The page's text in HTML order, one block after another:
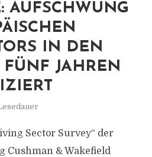
AUFSCHWUNG
IN DEN
FÜNF JAHREN
Sector Survey“ der
Cushman & Wakefield